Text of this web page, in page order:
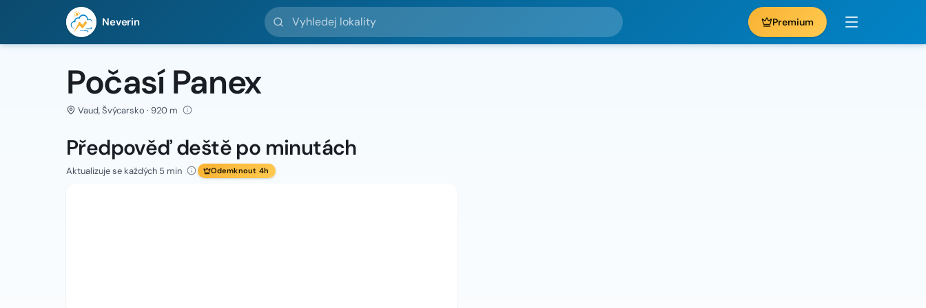
Neverin
Vyhledej lokality
Premium
Počasí Panex
Vaud, Švýcarsko · 920 m
Předpověď deště po minutách
Aktualizuje se každých 5 min Odemknout 4h